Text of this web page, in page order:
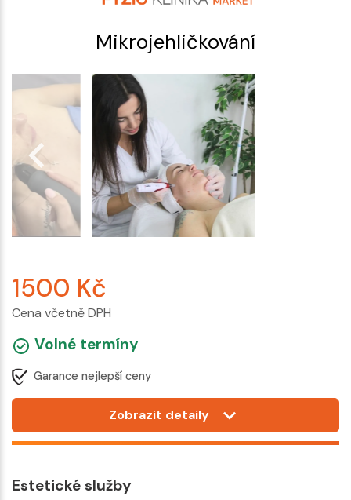
Mikrojehličkování
1500 Kč
Cena včetně DPH
Volné termíny
Garance nejlepší ceny
Zobrazit detaily
Estetické služby